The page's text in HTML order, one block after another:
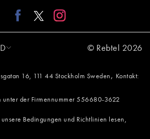
© Rebtel 2026
16, 111 44 Stockholm Sweden ,
Kontakt:
unter der Firmennummer 556680-3622
Bedingungen und Richtlinien lesen,